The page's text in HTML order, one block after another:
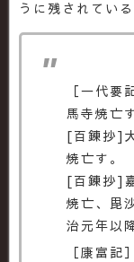
うに残されている
［一代
馬寺焼亡
[百錬抄]
焼亡す。
[百錬抄]
焼亡、毘
治元年以
［康富